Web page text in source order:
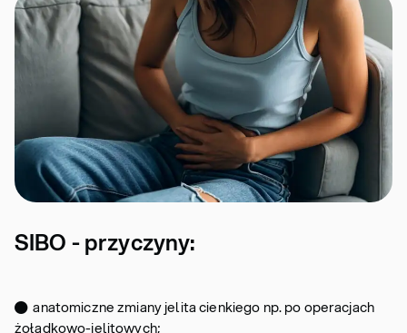
SIBO - przyczyny:
● anatomiczne zmiany jelita cienkiego np. po operacjach
żołądkowo-jelitowych;